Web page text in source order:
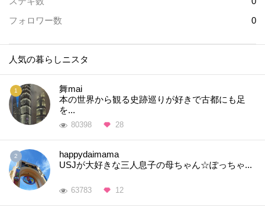
フォロワー数
0
人気の暮らしニスタ
舞mai
本の世界から観る史跡巡りが好きで古都にも足
を...
80398 28
happydaimama
USJが大好きな三人息子の母ちゃん☆ぽっちゃ...
63783 12